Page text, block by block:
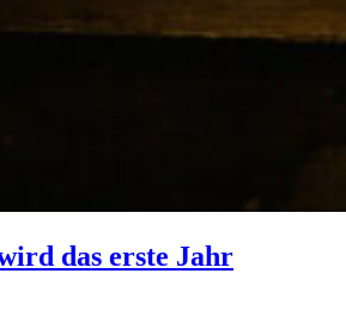
das erste Jahr